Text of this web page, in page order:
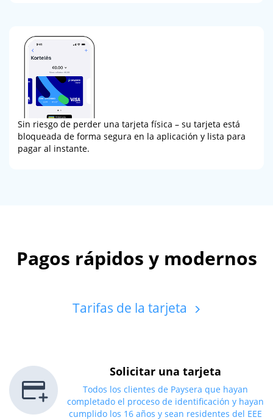
Sin riesgo de perder una tarjeta física – su tarjeta está
bloqueada de forma segura en la aplicación y lista para
pagar al instante.
Pagos rápidos y modernos
Tarifas de la tarjeta
Solicitar una tarjeta
Todos los clientes de Paysera que hayan
completado el proceso de identificación y hayan
cumplido los 16 años y sean residentes del EEE